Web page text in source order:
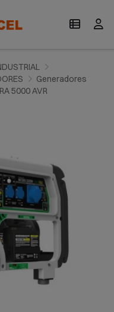
Generadores
5000 AVR